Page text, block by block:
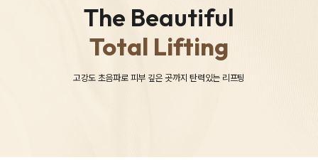
The Beautiful
Total Lifting
고강도 초음파로 피부 깊은 곳까지 탄력있는 리프팅